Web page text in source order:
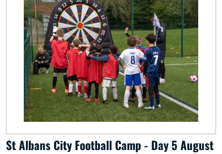
St Albans City Football Camp - Day 5 August